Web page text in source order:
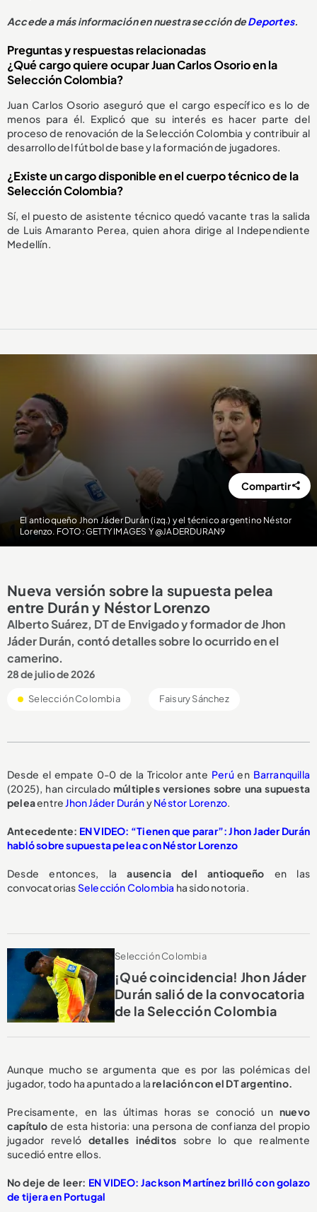
Accede a más información en nuestra sección deDeportes.
Preguntas y respuestas relacionadas
¿Qué cargo quiere ocupar Juan Carlos Osorio en la
Selección Colombia?
Juan Carlos Osorio aseguró que el cargo específico es lo de
menos para él. Explicó que su interés es hacer parte del
proceso de renovación de la Selección Colombia y contribuir al
desarrollo del fútbol de base y la formación de jugadores.
¿Existe un cargo disponible en el cuerpo técnico de la
Selección Colombia?
Sí, el puesto de asistente técnico quedó vacante tras la salida
de Luis Amaranto Perea, quien ahora dirige al Independiente
Medellín.
El antioqueño Jhon Jáder Durán (izq.) y el técnico argentino Néstor
Lorenzo. FOTO: GETTY IMAGES Y @JADERDURAN9
Compartir
Nueva versión sobre la supuesta pelea
entre Durán y Néstor Lorenzo
Alberto Suárez, DT de Envigado y formador de Jhon
Jáder Durán, contó detalles sobre lo ocurrido en el
camerino.
28 de julio de 2026
Selección Colombia Faisury Sánchez
Desde el empate 0-0 de la Tricolor ante Perúen Barranquilla
(2025), han circulado múltiples versiones sobre una supuesta
peleaentre Jhon Jáder DurányNéstor Lorenzo
Antecedente: EN VIDEO: “Tienen que parar”: Jhon Jader Durán
habló sobre supuesta pelea con Néstor Lorenzo
Desde entonces, laausencia del antioqueño en las
convocatoriasSelección Colombia ha sido notoria.
Selección Colombia
¡Qué coincidencia! Jhon Jáder
Durán salió de la convocatoria
de la Selección Colombia
Aunque mucho se argumenta que es por las polémicas del
jugador, todo ha apuntado a larelación con el DT argentino.
Precisamente, en las últimas horas se conoció un nuevo
capítulo de esta historia: una persona de confianza del propio
jugador reveló detalles inéditos sobre lo que realmente
sucedió entre ellos.
No deje de leer: EN VIDEO: Jackson Martínez brilló con golazo
de tijera en Portugal